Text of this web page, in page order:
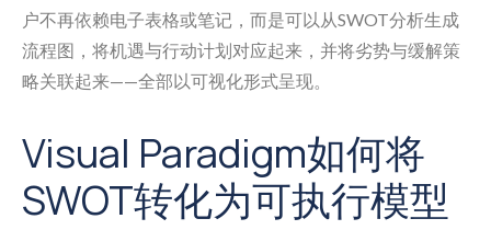
户不再依赖电子表格或笔记，而是可以从SWOT分析生成
流程图，将机遇与行动计划对应起来，并将劣势与缓解策
略关联起来——全部以可视化形式呈现。
Visual Paradigm如何将
SWOT转化为可执行模型